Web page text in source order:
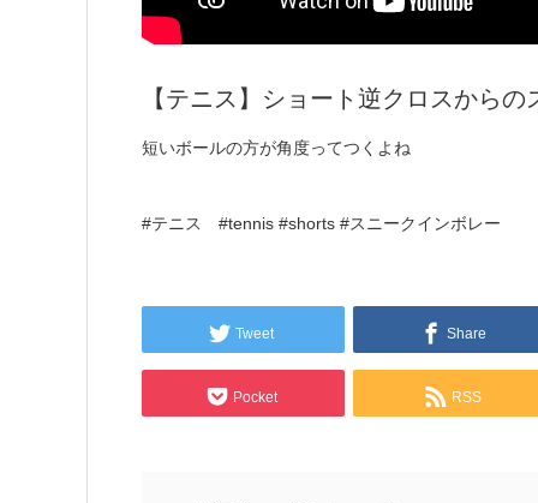
【テニス】ショート逆クロスから
短いボールの方が角度ってつくよね
#テニス #tennis #shorts #スニークインボレー
Tweet Share
Pocket RSS